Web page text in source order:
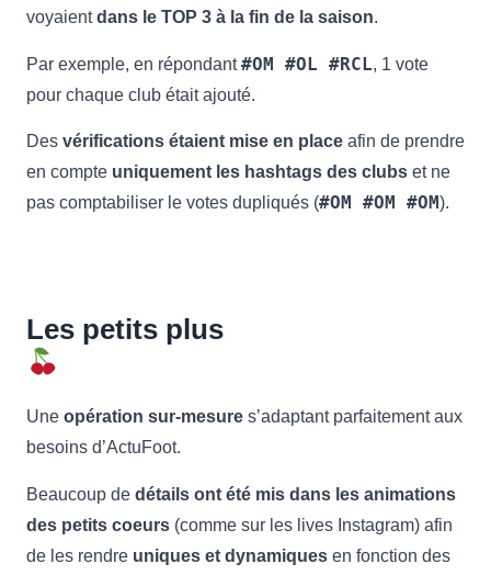
voyaientdans le TOP 3 à la fin de la saison.
Par exemple, en répondant#OM #OL #RCL, 1 vote
pour chaque club était ajouté.
Des vérifications étaient mise en place afin de prendre
en compte uniquement les hashtags des clubs et ne
pas comptabiliser le votes dupliqués (#OM #OM #OM).
Les petits plus
Une opération sur-mesure s’adaptant parfaitement aux
besoins d’ActuFoot.
Beaucoup de détails ont été mis dans les animations
des petits coeurs (comme sur les lives Instagram) afin
de les rendre uniques et dynamiques en fonction des